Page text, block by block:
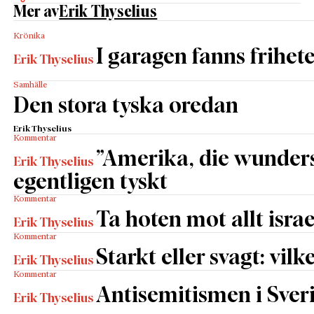
Mer avErik Thyselius
Krönika
Erik Thyselius I garagen fanns
Samhälle
Den stora tyska oredan
Erik Thyselius
Kommentar
Erik Thyselius ”Amerika, die
egentligen tyskt
Kommentar
Erik Thyselius Ta hoten mot allt
Kommentar
Erik Thyselius Starkt eller svagt:
Kommentar
Erik Thyselius Antisemitismen i